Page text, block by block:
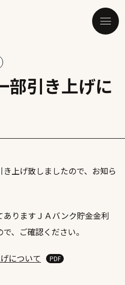
部引き上げに
上げ致しましたので、お知ら
りますＪＡバンク貯金金利
、ご確認ください。
について